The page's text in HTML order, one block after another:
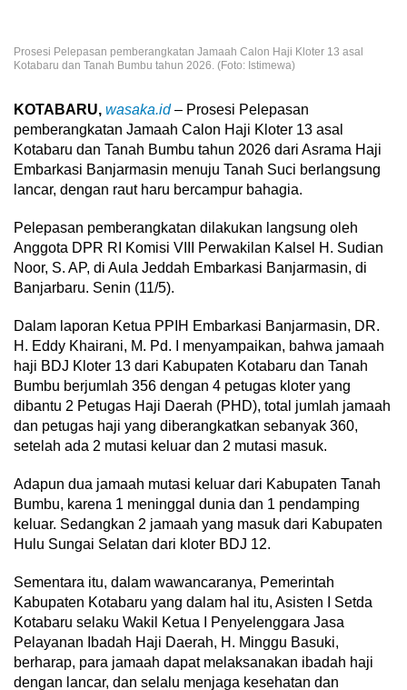
Prosesi Pelepasan pemberangkatan Jamaah Calon Haji Kloter 13 asal
Kotabaru dan Tanah Bumbu tahun 2026. (Foto: Istimewa)
KOTABARU, wasaka.id– Prosesi Pelepasan
pemberangkatan Jamaah Calon Haji Kloter 13 asal
Kotabaru dan Tanah Bumbu tahun 2026 dari Asrama Haji
Embarkasi Banjarmasin menuju Tanah Suci berlangsung
lancar, dengan raut haru bercampur bahagia.
Pelepasan pemberangkatan dilakukan langsung oleh
Anggota DPR RI Komisi VIII Perwakilan Kalsel H. Sudian
Noor, S. AP, di Aula Jeddah Embarkasi Banjarmasin, di
Banjarbaru. Senin (11/5).
Dalam laporan Ketua PPIH Embarkasi Banjarmasin, DR.
H. Eddy Khairani, M. Pd. I menyampaikan, bahwa jamaah
haji BDJ Kloter 13 dari Kabupaten Kotabaru dan Tanah
Bumbu berjumlah 356 dengan 4 petugas kloter yang
dibantu 2 Petugas Haji Daerah (PHD), total jumlah jamaah
dan petugas haji yang diberangkatkan sebanyak 360,
setelah ada 2 mutasi keluar dan 2 mutasi masuk.
Adapun dua jamaah mutasi keluar dari Kabupaten Tanah
Bumbu, karena 1 meninggal dunia dan 1 pendamping
keluar. Sedangkan 2 jamaah yang masuk dari Kabupaten
Hulu Sungai Selatan dari kloter BDJ 12.
Sementara itu, dalam wawancaranya, Pemerintah
Kabupaten Kotabaru yang dalam hal itu, Asisten I Setda
Kotabaru selaku Wakil Ketua I Penyelenggara Jasa
Pelayanan Ibadah Haji Daerah, H. Minggu Basuki,
berharap, para jamaah dapat melaksanakan ibadah haji
dengan lancar, dan selalu menjaga kesehatan dan